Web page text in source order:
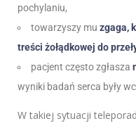
pochylaniu,
towarzyszy mu zgaga,
treści żołądkowej do
pacjent często zgłasza
wyniki badań serca były
W takiej sytuacji